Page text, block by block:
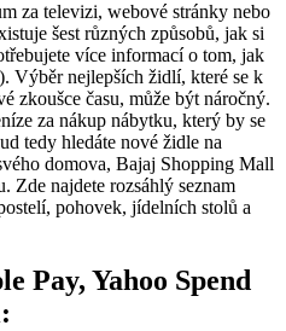
za televizi, webové stránky nebo
šest různých způsobů, jak si
více informací o tom, jak
Výběr nejlepších židlí, které se k
zkoušce času, může být náročný.
za nákup nábytku, který by se
tedy hledáte nové židle na
domova, Bajaj Shopping Mall
Zde najdete rozsáhlý seznam
pohovek, jídelních stolů a
Pay, Yahoo Spend